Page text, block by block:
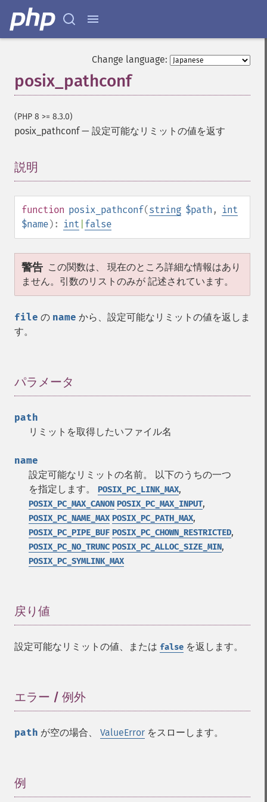
Change language:
posix_pathconf
(PHP 8 >= 8.3.0)
posix_pathconf— 設定可能なリミットの値を返す
説明
function posix_pathconf(string $path ,
int
$name): int false
警告 この関数は、 現在のところ詳細な情報はあり
ません。引数のリストのみが 記述されています。
file の name から、設定可能なリミットの値を返しま
す。
パラメータ
path
リミットを取得したいファイル名
name
設定可能なリミットの名前。 以下のうちの一つ
を指定します。 POSIX_PC_LINK_MAX,
POSIX_PC_MAX_CANON POSIX_PC_MAX_INPUT,
POSIX_PC_NAME_MAX POSIX_PC_PATH_MAX,
POSIX_PC_PIPE_BUF POSIX_PC_CHOWN_RESTRICTED,
POSIX_PC_NO_TRUNC POSIX_PC_ALLOC_SIZE_MIN,
POSIX_PC_SYMLINK_MAX
戻り値
設定可能なリミットの値、または false を返します。
エラー / 例外
path が空の場合、 ValueError をスローします。
例